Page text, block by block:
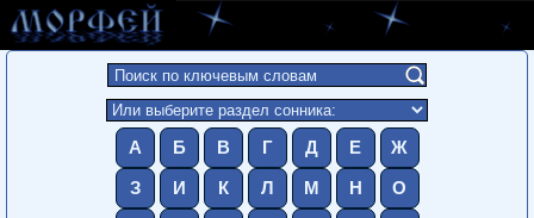
А Б В Г Д Е Ж
З И К Л М Н О